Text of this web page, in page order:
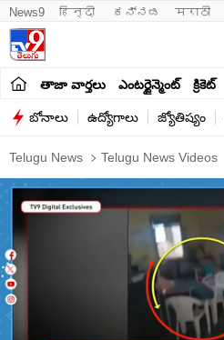
News9 हिन्दी ಕನ್ನಡ मराठी
తాజా వార్తలు ఎంటర్టైన్మెంట్ క్రికెట్
బోనాలు ఉద్యోగాలు జ్యోతిష్యం
Telugu News Telugu News Videos